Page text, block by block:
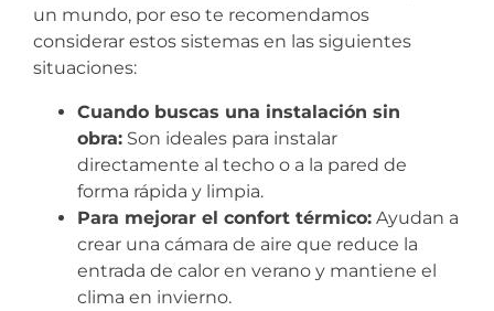
un mundo, por eso te recomendamos
considerar estos sistemas en las siguientes
situaciones:
Cuando buscas una instalación sin
obra: Son ideales para instalar
directamente al techo o a la pared de
forma rápida y limpia.
Para mejorar el confort térmico: Ayudan a
crear una cámara de aire que reduce la
entrada de calor en verano y mantiene el
clima en invierno.